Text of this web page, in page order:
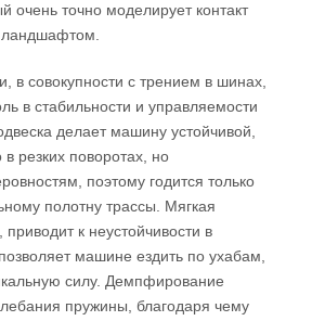
очень точно моделирует контакт
в совокупности с трением в шинах,
в стабильности и управляемости
делает машину устойчивой,
резких поворотах, но
поэтому годится только
полотну трассы. Мягкая
к неустойчивости в
машине ездить по ухабам,
силу. Демпфирование
пружины, благодаря чему